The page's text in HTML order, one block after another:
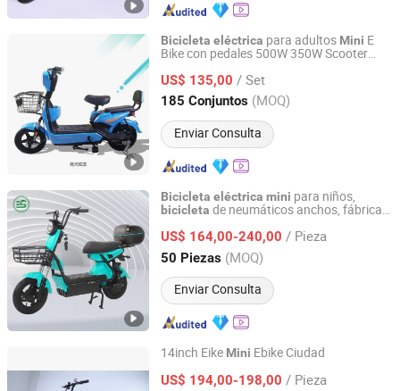
Bicicleta eléctrica para adultos Mini E
Bike con pedales 500W 350W Scooter
US$ 135,00 / Set
185 Conjuntos (MOQ)
Enviar Consulta
Xianghe Qiangsheng Electric Vehicle Manufacturing Co.,
Hebei, China Desde 2022
Bicicleta eléctrica mini para niños,
bicicleta de neumáticos anchos, fábrica
US$ 164,00-240,00 / Pieza
50 Piezas (MOQ)
Enviar Consulta
Linyi E-sky New Energy Equipment Co., LTD
Shandong, China Desde 2023
14inch Eike Mini Ebike Ciudad
US$ 194,00-198,00 / Pieza
Shenzhen SJF Technology Co., Ltd.